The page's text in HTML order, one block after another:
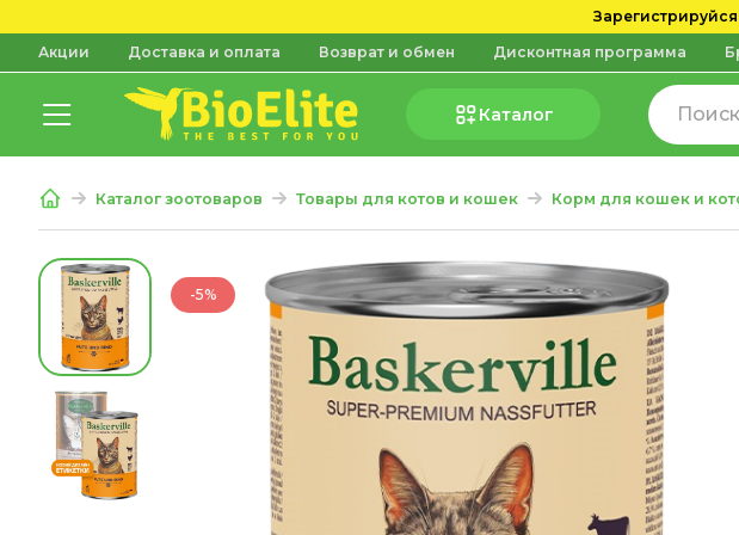
Акции Доставка и оплата Возврат и обмен Дисконтная программа
Каталог
Каталог зоотоваров Товары для котов и кошек Корм для кошек и
-5%